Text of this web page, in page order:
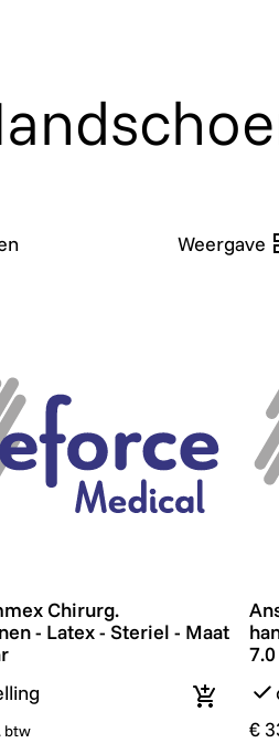
Weergave
Chirurg. handschoenen -
Chirurg.
- Latex - Steriel - Maat
btw
In
€